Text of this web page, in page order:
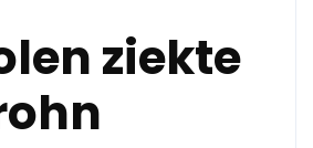
ziekte